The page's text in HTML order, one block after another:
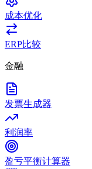
成本优化
ERP比较
金融
发票生成器
利润率
盈亏平衡计算器